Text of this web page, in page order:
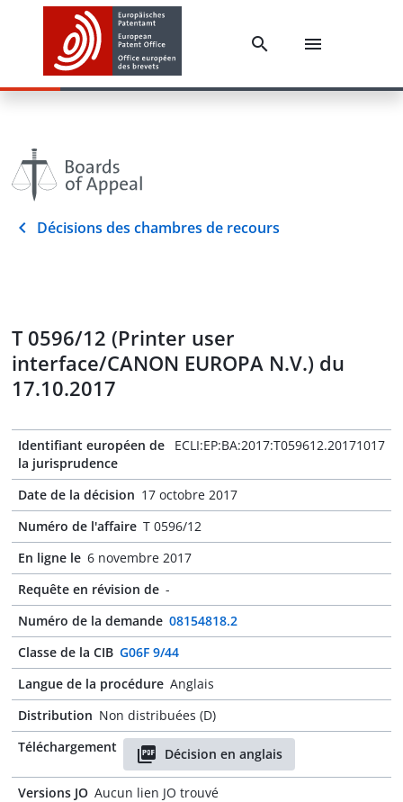
Décisions des chambres de recours
T 0596/12 (Printer user
interface/CANON EUROPA N.V.) du
17.10.2017
Identifiant européen de
la jurisprudence
ECLI:EP:BA:2017:T059612.20171017
Date de la décision 17 octobre 2017
Numéro de l'affaire T 0596/12
En ligne le 6 novembre 2017
Requête en révision de -
Numéro de la demande 08154818.2
Classe de la CIB G06F 9/44
Langue de la procédure Anglais
Distribution Non distribuées (D)
Téléchargement
Décision en anglais
Versions JO Aucun lien JO trouvé